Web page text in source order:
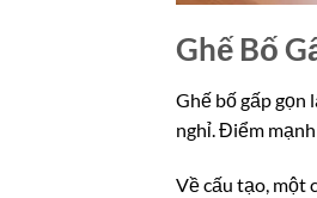
Ghế Bố
Ghế bố gấp gọn
nghỉ. Điểm
Về cấu tạo, một